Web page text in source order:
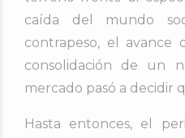
caída del mundo
contrapeso, el avance
consolidación de un
mercado pasó a decidir
Hasta entonces, el